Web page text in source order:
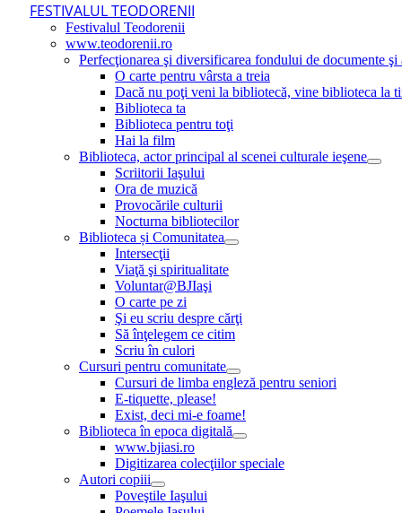
FESTIVALUL TEODORENII
Festivalul Teodorenii
www.teodorenii.ro
Perfecţionarea şi diversificarea fondului de documente
O carte pentru vârsta a treia
Dacă nu poţi veni la bibliotecă, vine biblioteca la
Biblioteca ta
Biblioteca pentru toţi
Hai la film
Biblioteca, actor principal al scenei culturale ieşene
Scriitorii Iaşului
Ora de muzică
Provocările culturii
Nocturna bibliotecilor
Biblioteca și Comunitatea
Intersecţii
Viaţă şi spiritualitate
Voluntar@BJIaşi
O carte pe zi
Şi eu scriu despre cărţi
Să înţelegem ce citim
Scriu în culori
Cursuri pentru comunitate
Cursuri de limba engleză pentru seniori
E-tiquette, please!
Exist, deci mi-e foame!
Biblioteca în epoca digitală
www.bjiasi.ro
Digitizarea colecţiilor speciale
Autori copiii
Poveştile Iaşului